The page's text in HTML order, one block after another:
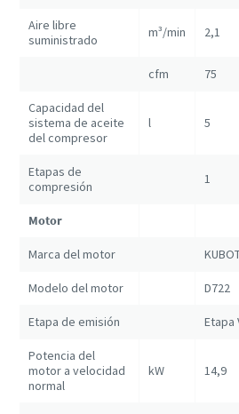
Aire libre
suministrado
m³/min 2,1
cfm 75
Capacidad del
sistema de aceite
del compresor
l 5
Etapas de
compresión
1
Motor
Marca del motor
Modelo del motor D722
Etapa de emisión Etapa
Potencia del
motor a velocidad
normal
kW 14,9